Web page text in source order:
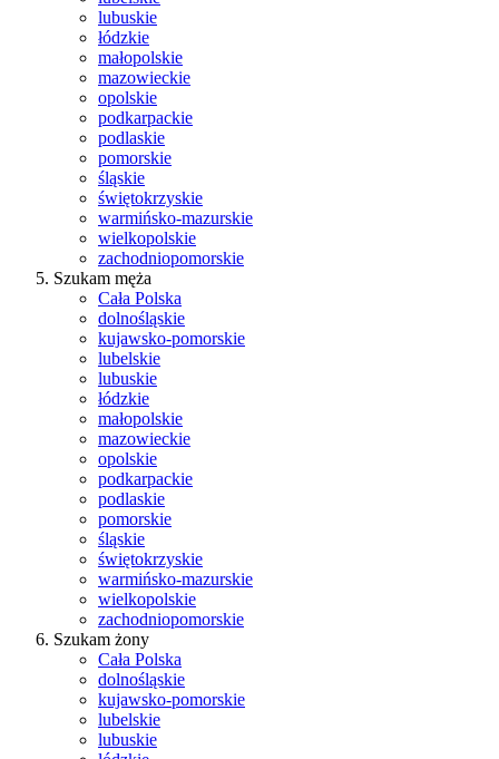
lubuskie
łódzkie
małopolskie
mazowieckie
opolskie
podkarpackie
podlaskie
pomorskie
śląskie
świętokrzyskie
warmińsko-mazurskie
wielkopolskie
zachodniopomorskie
Szukam męża
Cała Polska
dolnośląskie
kujawsko-pomorskie
lubelskie
lubuskie
łódzkie
małopolskie
mazowieckie
opolskie
podkarpackie
podlaskie
pomorskie
śląskie
świętokrzyskie
warmińsko-mazurskie
wielkopolskie
zachodniopomorskie
Szukam żony
Cała Polska
dolnośląskie
kujawsko-pomorskie
lubelskie
lubuskie